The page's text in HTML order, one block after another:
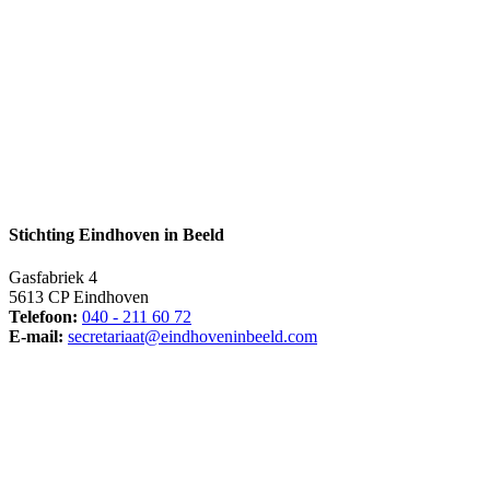
Stichting Eindhoven in Beeld
Gasfabriek 4
5613 CP Eindhoven
Telefoon: 040 - 211 60 72
E-mail: secretariaat@eindhoveninbeeld.com